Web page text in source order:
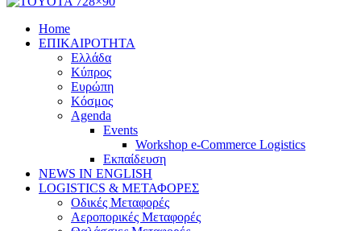
Home
ΕΠΙΚΑΙΡΟΤΗΤΑ
Ελλάδα
Κύπρος
Ευρώπη
Κόσμος
Agenda
Events
Workshop e-Commerce Logistics
Εκπαίδευση
NEWS IN ENGLISH
LOGISTICS & ΜΕΤΑΦΟΡΕΣ
Οδικές Μεταφορές
Αεροπορικές Μεταφορές